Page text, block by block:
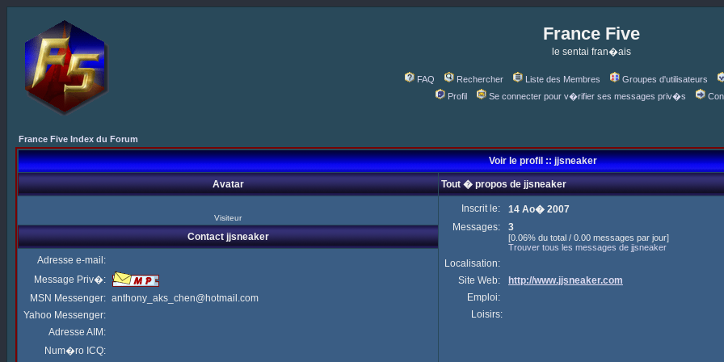
France Five
le sentai fran�ais
FAQ Rechercher Liste des Membres Groupes d'utilisateurs
Profil
Se connecter pour v�rifier ses messages priv�s
France Five Index du Forum
Voir le profil :: jjsneaker
Avatar Tout � propos de jjsneaker
Visiteur
Inscrit le:
14 Ao� 2007
Messages:
3
[0.06% du total / 0.00 messages par jour]
Trouver tous les messages de jjsneaker
Localisation:
Site Web:
http://www.jjsneaker.com
Emploi:
Loisirs:
Contact jjsneaker
Adresse e-mail:
Message Priv�:
MSN Messenger: anthony_aks_chen@hotmail.com
Yahoo Messenger:
Adresse AIM:
Num�ro ICQ: